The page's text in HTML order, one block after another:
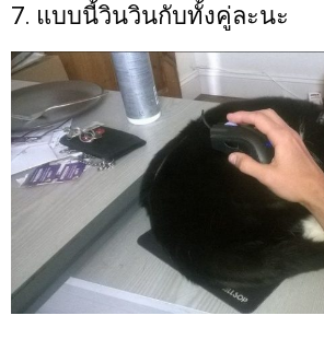
7. แบบนี้วินวินกับทั้งคู่ละนะ